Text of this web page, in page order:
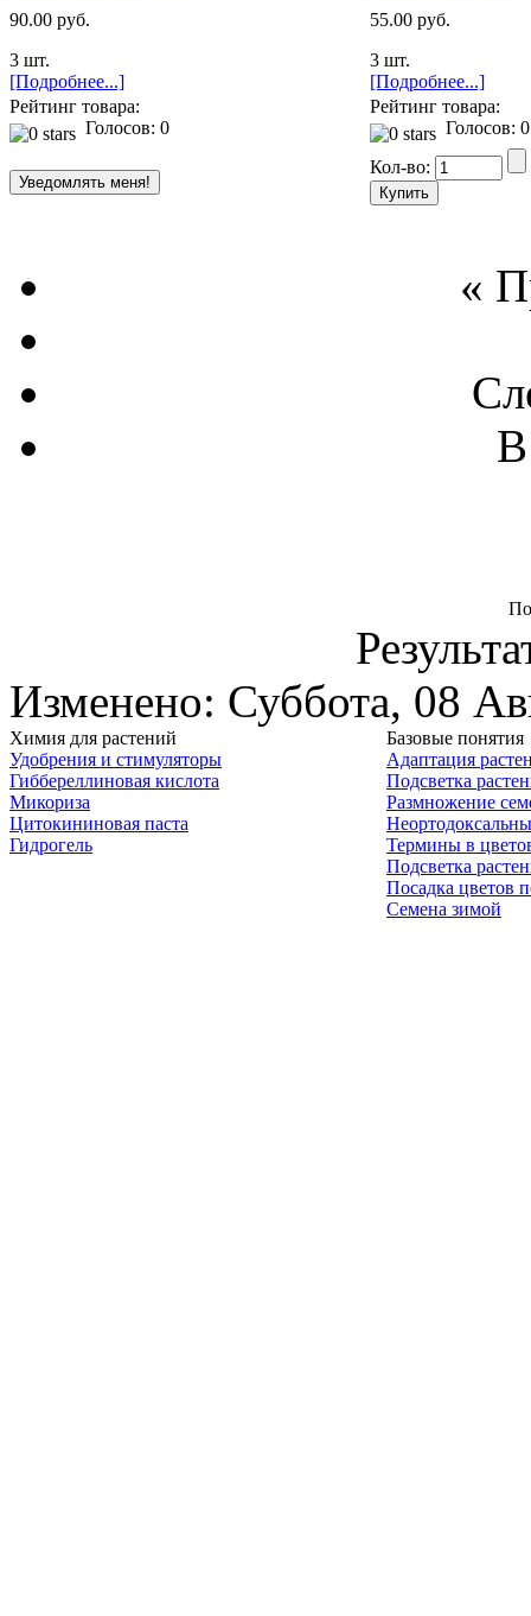
90.00 руб.
3 шт.
[Подробнее...]
Рейтинг товара:
Голосов: 0
55.00 руб.
3 шт.
[Подробнее...]
Рейтинг товара:
Голосов: 0
Кол-во:
«
Изменено: Суббота, 08
Химия для растений
Удобрения и стимуляторы
Гиббереллиновая кислота
Микориза
Цитокининовая паста
Гидрогель
Базовые понятия
Адаптация
Подсветка
Размножение
Термины в
Подсветка
Посадка цветов
Семена зимой